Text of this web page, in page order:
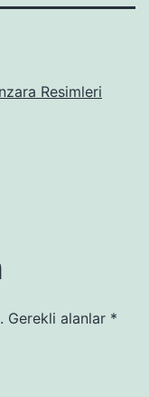
Resimleri
Gerekli alanlar *